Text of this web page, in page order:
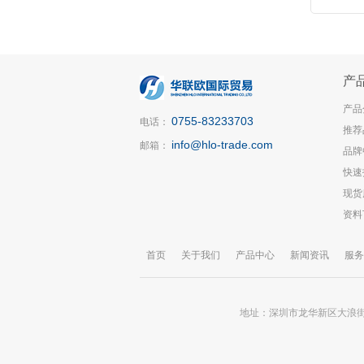
电话： 0755-83233703
邮箱： info@hlo-trade.com
产
产
推
品
快
现
资
首页 关于我们 产品中心 新闻资讯 服
地址：深圳市龙华新区大浪